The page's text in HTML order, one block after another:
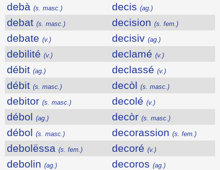
debà (s. masc.) decis (ag.)
debat (s. masc.) decision (s. fem.)
debate (v.) decisiv (ag.)
debilité (v.) declamé (v.)
débit (ag.) declassé (v.)
débit (s. masc.) decòl (s. masc.)
debitor (s. masc.) decolé (v.)
débol (ag.) decòr (s. masc.)
débol (s. masc.) decorassion (s. fem.)
debolëssa (s. fem.) decoré (v.)
debolin (ag.) decoros (ag.)